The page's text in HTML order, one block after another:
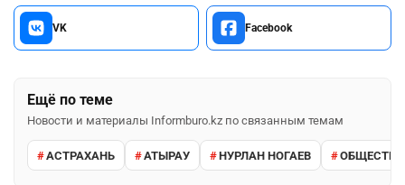
VK Facebook
Ещё по теме
Новости и материалы Informburo.kz по связанным темам
АСТРАХАНЬ АТЫРАУ НУРЛАН НОГАЕВ ОБЩЕСТВО